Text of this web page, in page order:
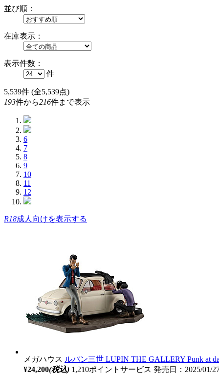
並び順：
在庫表示：
表示件数：
件
5,539件 (全5,539点)
193件から216件まで表示
6
7
8
9
10
11
12
R18成人向けを表示する
メガハウス ルパン三世 LUPIN THE GALLERY Punk at
¥24,200(税込) 1,210ポイントサービス 発売日：2025/01/